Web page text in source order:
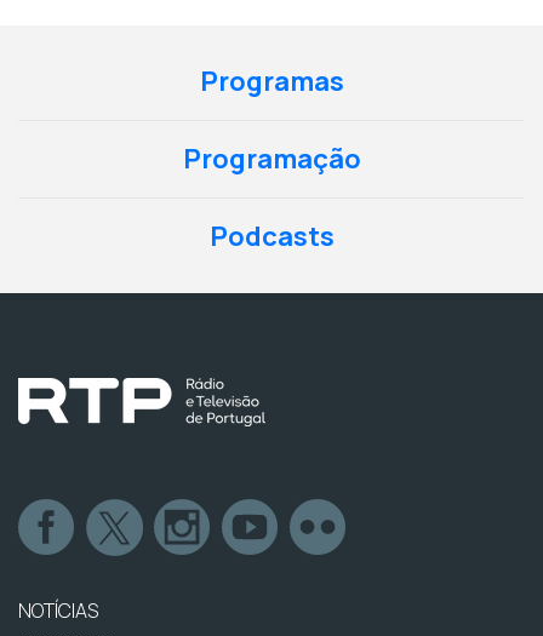
Programas
Programação
Podcasts
NOTÍCIAS